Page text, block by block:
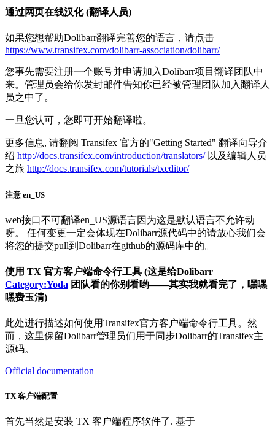
通过网页在线汉化 (翻译人员)
如果您想帮助Dolibarr翻译完善您的语言，请点击
https://www.transifex.com/dolibarr-association/dolibarr/
您事先需要注册一个账号并申请加入Dolibarr项目翻译团队中
来。管理员会给你发封邮件告知你已经被管理团队加入翻译人
员之中了。
一旦您认可，您即可开始翻译啦。
更多信息, 请翻阅 Transifex 官方的"Getting Started" 翻译向导介
绍 http://docs.transifex.com/introduction/translators/以及编辑人员
之旅 http://docs.transifex.com/tutorials/txeditor/
注意 en_US
web接口不可翻译en_US源语言因为这是默认语言不允许动
呀。 任何变更一定会体现在Dolibarr源代码中的请放心我们会
将您的提交pull到Dolibarr在github的源码库中的。
使用 TX 官方客户端命令行工具 (这是给Dolibarr
Category:Yoda 团队看的你别看哟——其实我就看完了，嘿嘿
嘿费玉清)
此处进行描述如何使用Transifex官方客户端命令行工具。然
而，这里保留Dolibarr管理员们用于同步Dolibarr的Transifex主
源码。
Official documentation
TX 客户端配置
首先当然是安装 TX 客户端程序软件了. 基于